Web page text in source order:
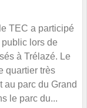
TEC a participé
lors de
à Trélazé. Le
quartier très
au parc du Grand
le parc du...